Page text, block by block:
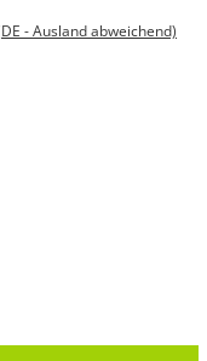
- Ausland abweichend)